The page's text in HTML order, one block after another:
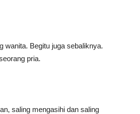
wanita. Begitu juga sebaliknya.
pria.
saling mengasihi dan saling